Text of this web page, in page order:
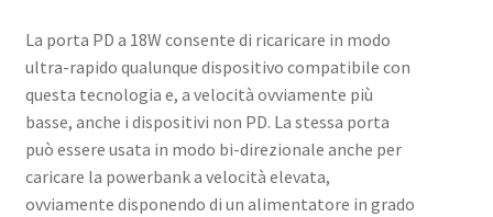
La porta PD a 18W consente di ricaricare in modo
ultra-rapido qualunque dispositivo compatibile con
questa tecnologia e, a velocità ovviamente più
basse, anche i dispositivi non PD. La stessa porta
può essere usata in modo bi-direzionale anche per
caricare la powerbank a velocità elevata,
ovviamente disponendo di un alimentatore in grado